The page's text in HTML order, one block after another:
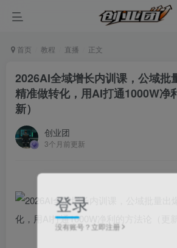
首页 教程 直播 正文
2026AI全域增长内训课，公域批
精准做转化，用AI打通1000W净
新）
创业团
3个月前更新
登录
没有账号？立即注册